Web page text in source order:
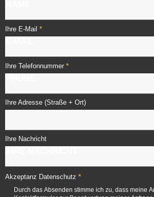
Ihre E-Mail *
Ihre Telefonnummer *
Ihre Adresse (Straße + Ort)
Ihre Nachricht
Akzeptanz Datenschutz *
Durch das Absenden stimme ich zu, dass meine